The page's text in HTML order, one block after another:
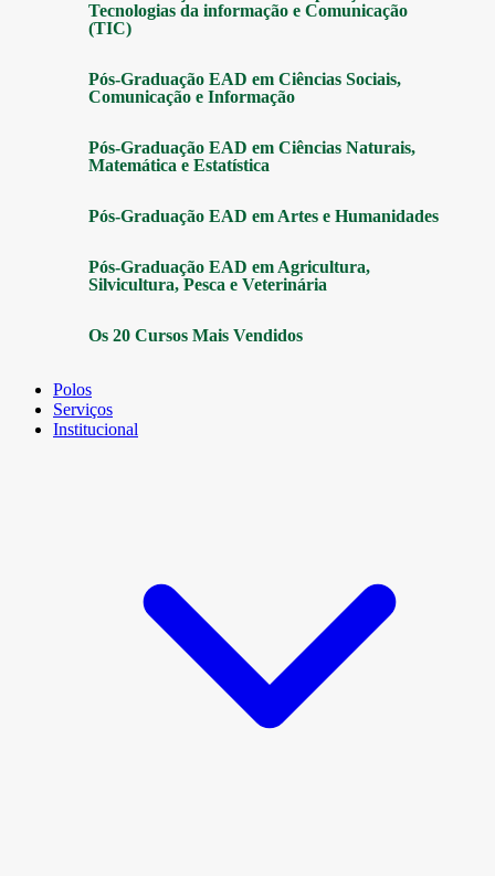
Tecnologias da informação e Comunicação
(TIC)
Pós-Graduação EAD em Ciências Sociais,
Comunicação e Informação
Pós-Graduação EAD em Ciências Naturais,
Matemática e Estatística
Pós-Graduação EAD em Artes e Humanidades
Pós-Graduação EAD em Agricultura,
Silvicultura, Pesca e Veterinária
Os 20 Cursos Mais Vendidos
Polos
Serviços
Institucional